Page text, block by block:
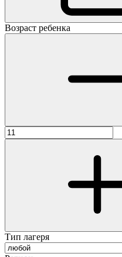
Возраст ребенка
Тип лагеря